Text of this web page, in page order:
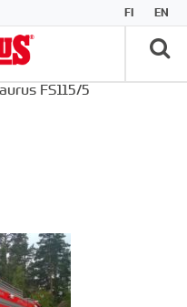
FI EN
FS115/5